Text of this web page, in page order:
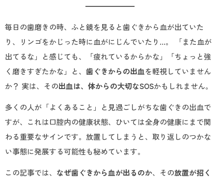
毎日の歯磨きの時、ふと鏡を見ると歯ぐきから血が出ていた
り、リンゴをかじった時に血がにじんでいたり…。 「また血が
出てるな」と感じても、「疲れているからかな」「ちょっと強
く磨きすぎたかな」と、 歯ぐきからの出血を軽視していません
か？ 実は、その出血は、体からの大切なSOSかもしれません。
多くの人が「よくあること」と見過ごしがちな歯ぐきの出血で
すが、これは口腔内の健康状態、ひいては全身の健康にまで関
わる重要なサインです。放置してしまうと、取り返しのつかな
い事態に発展する可能性も秘めています。
この記事では、 なぜ歯ぐきから血が出るのか、その放置が招く